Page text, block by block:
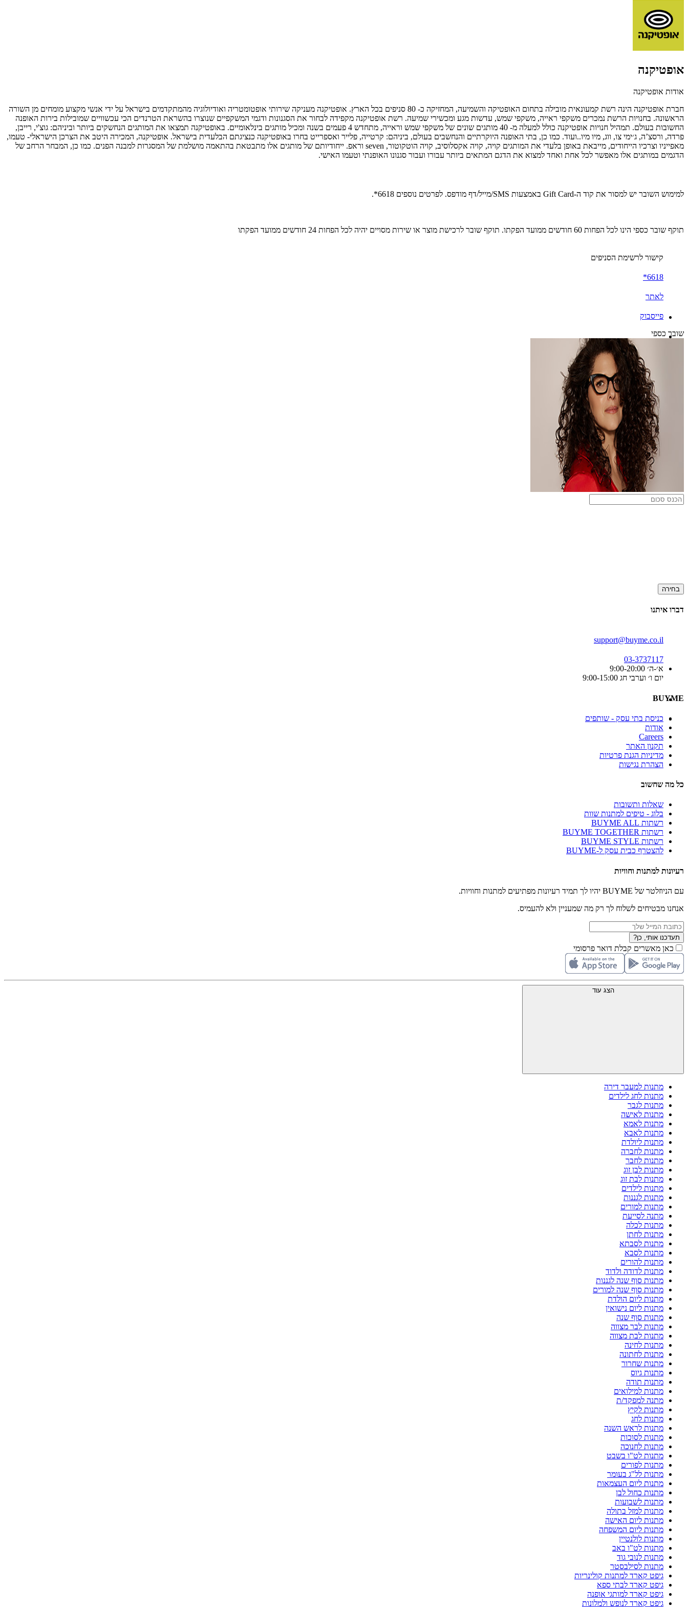
אופטיקנה
אודות אופטיקנה
חברת אופטיקנה הינה רשת קמעונאית מובילה בתחום האופטיקה והשמיעה, המחזיקה כ- 80 סניפים בכל הארץ. אופטיקנה מעניקה שירותי אופטומטריה ואודיולוגיה מהמתקדמים בישראל על ידי אנשי מקצוע מומחים מן השורה
הראשונה. בחנויות הרשת נמכרים משקפי ראייה, משקפי שמש, עדשות מגע ומכשירי שמיעה. רשת אופטיקנה מקפידה לבחור את הסגנונות ודגמי המשקפיים שנוצרו בהשראת הטרנדים הכי עכשוויים שמובילות בירות האופנה
החשובות בעולם. תמהיל חנויות אופטיקנה כולל למעלה מ- 40 מותגים שונים של משקפי שמש וראייה, מתחדש 4 פעמים בשנה ומכיל מותגים בינלאומיים. באופטיקנה תמצאו את המותגים הנחשקים ביותר וביניהם: גוצ'י, רייבן,
פרדה, ורסצ’ה, ג׳ימי צו, ווג, מיו מיו..ועוד. כמו כן, בתי האופנה היוקרתיים והנחשבים בעולם, ביניהם: קרטייה, פלייר ואספרייט בחרו באופטיקנה כנציגתם הבלעדית בישראל. אופטיקנה, המכירה היטב את הצרכן הישראלי- טעמו,
מאפייניו וצרכיו הייחודים, מייבאת באופן בלעדי את המותגים קויה, קויה אקסלוסיב, קויה הוטקוטור, seven וראפ. ייחודיותם של מותגים אלו מתבטאת בהתאמה מושלמת של המסגרות למבנה הפנים. כמו כן, המבחר הרחב של
הדגמים במותגים אלו מאפשר לכל אחת ואחד למצוא את הדגם המתאים ביותר עבורו ועבור סגנונו האופנתי וטעמו האישי.
למימוש השובר יש למסור את קוד ה-Gift Card באמצעות SMS/מייל/דף מודפס. לפרטים נוספים 6618*.
תוקף שובר כספי הינו לכל הפחות 60 חודשים ממועד הפקתו. תוקף שובר לרכישת מוצר או שירות מסויים יהיה לכל הפחות 24 חודשים ממועד הפקתו
קישור לרשימת הסניפים
6618*
לאתר
פייסבוק
שובר כספי
בחירה
דברו איתנו
support@buyme.co.il
03-3737117
א׳-ה׳ 9:00-20:00
יום ו׳ וערבי חג 9:00-15:00
BUYME
כניסת בתי עסק - שותפים
אודות
Careers
תקנון האתר
מדיניות הגנת פרטיות
הצהרת נגישות
כל מה שחשוב
שאלות ותשובות
בלוג - טיפים למתנות שוות
רשתות BUYME ALL
רשתות BUYME TOGETHER
רשתות BUYME STYLE
להצטרף כבית עסק ל-BUYME
רעיונות למתנות וחוויות
עם הניוזלטר של BUYME יהיו לך תמיד רעיונות מפתיעים למתנות וחוויות.
אנחנו מבטיחים לשלוח לך רק מה שמעניין ולא להעמיס.
תעדכנו אותי, כן?
כאן מאשרים קבלת דואר פרסומי
הצג עוד
מתנות למעבר דירה
מתנות לחג לילדים
מתנות לגבר
מתנות לאישה
מתנות לאמא
מתנות לאבא
מתנות ליולדת
מתנות לחברה
מתנות לחבר
מתנות לבן זוג
מתנות לבת זוג
מתנות לילדים
מתנות לגננות
מתנות למורים
מתנה לסייעת
מתנות לכלה
מתנות לחתן
מתנות לסבתא
מתנות לסבא
מתנות להורים
מתנות לדודה ולדוד
מתנות סוף שנה לגננות
מתנות סוף שנה למורים
מתנות ליום הולדת
מתנות ליום נישואין
מתנות סוף שנה
מתנות לבר מצווה
מתנות לבת מצווה
מתנות לחינה
מתנות לחתונה
מתנות שחרור
מתנות גיוס
מתנות תודה
מתנות למילואים
מתנה למפקד/ת
מתנות לקיץ
מתנות לחג
מתנות לראש השנה
מתנות לסוכות
מתנות לחנוכה
מתנות לט"ו בשבט
מתנות לפורים
מתנות לל"ג בעומר
מתנות ליום העצמאות
מתנות כחול לבן
מתנות לשבועות
מתנות למזל בתולה
מתנות ליום האישה
מתנות ליום המשפחה
מתנות לולנטיין
מתנות לט"ו באב
מתנות לנובי גוד
מתנות לסילבסטר
גיפט קארד למתנות קולינריות
גיפט קארד לבתי ספא
גיפט קארד למותגי אופנה
גיפט קארד לנופש ולמלונות